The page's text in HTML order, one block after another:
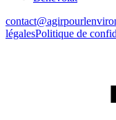
légalesPolitique de